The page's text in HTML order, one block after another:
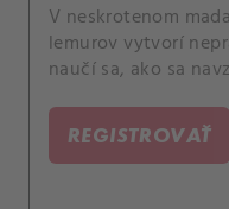
V neskrotenom
lemurov vytvorí
naučí sa, ako sa
REGISTROVAŤ